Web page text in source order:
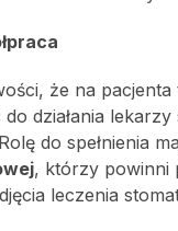
że na
działania
do spełnienia
, którzy powinni
leczenia